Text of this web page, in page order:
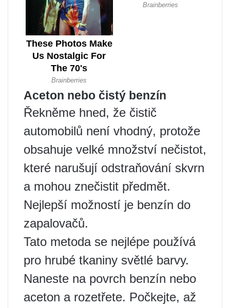
Aceton nebo čistý benzín
Řekněme hned, že čistič
automobilů není vhodný, protože
obsahuje velké množství nečistot,
které narušují odstraňování skvrn
a mohou znečistit předmět.
Nejlepší možností je benzín do
zapalovačů.
Tato metoda se nejlépe používá
pro hrubé tkaniny světlé barvy.
Naneste na povrch benzín nebo
aceton a rozetřete. Počkejte, až